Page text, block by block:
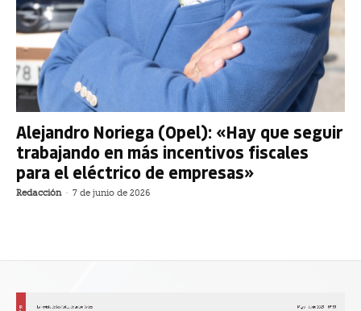
Alejandro Noriega (Opel): «Hay que seguir
trabajando en más incentivos fiscales
para el eléctrico de empresas»
Redacción - 7 de junio de 2026